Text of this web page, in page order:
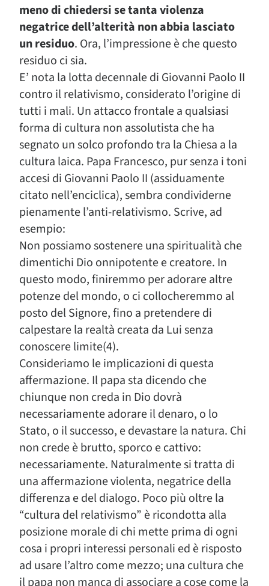
meno di chiedersi se tanta violenza
negatrice dell’alterità non abbia lasciato
un residuo. Ora, l’impressione è che questo
residuo ci sia.
E’ nota la lotta decennale di Giovanni Paolo II
contro il relativismo, considerato l’origine di
tutti i mali. Un attacco frontale a qualsiasi
forma di cultura non assolutista che ha
segnato un solco profondo tra la Chiesa a la
cultura laica. Papa Francesco, pur senza i toni
accesi di Giovanni Paolo II (assiduamente
citato nell’enciclica), sembra condividerne
pienamente l’anti-relativismo. Scrive, ad
esempio:
Non possiamo sostenere una spiritualità che
dimentichi Dio onnipotente e creatore. In
questo modo, finiremmo per adorare altre
poten­ze del mondo, o ci collocheremmo al
posto del Signore, fino a pretendere di
calpestare la realtà creata da Lui senza
conoscere limite(4).
Consideriamo le implicazioni di questa
affermazione. Il papa sta dicendo che
chiunque non creda in Dio dovrà
necessariamente adorare il denaro, o lo
Stato, o il successo, e devastare la natura. Chi
non crede è brutto, sporco e cattivo:
necessariamente. Naturalmente si tratta di
una affermazione violenta, negatrice della
differenza e del dialogo. Poco più oltre la
“cultura del relativismo” è ricondotta alla
posizione morale di chi mette prima di ogni
cosa i propri interessi personali ed è risposto
ad usare l’altro come mezzo; una cultura che
il papa non manca di associare a cose come la